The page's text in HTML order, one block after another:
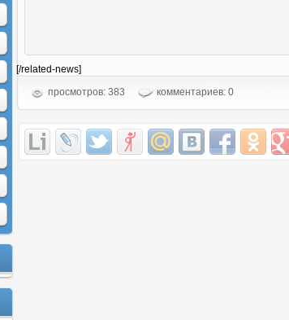
[/related-news]
просмотров: 383
комментариев: 0